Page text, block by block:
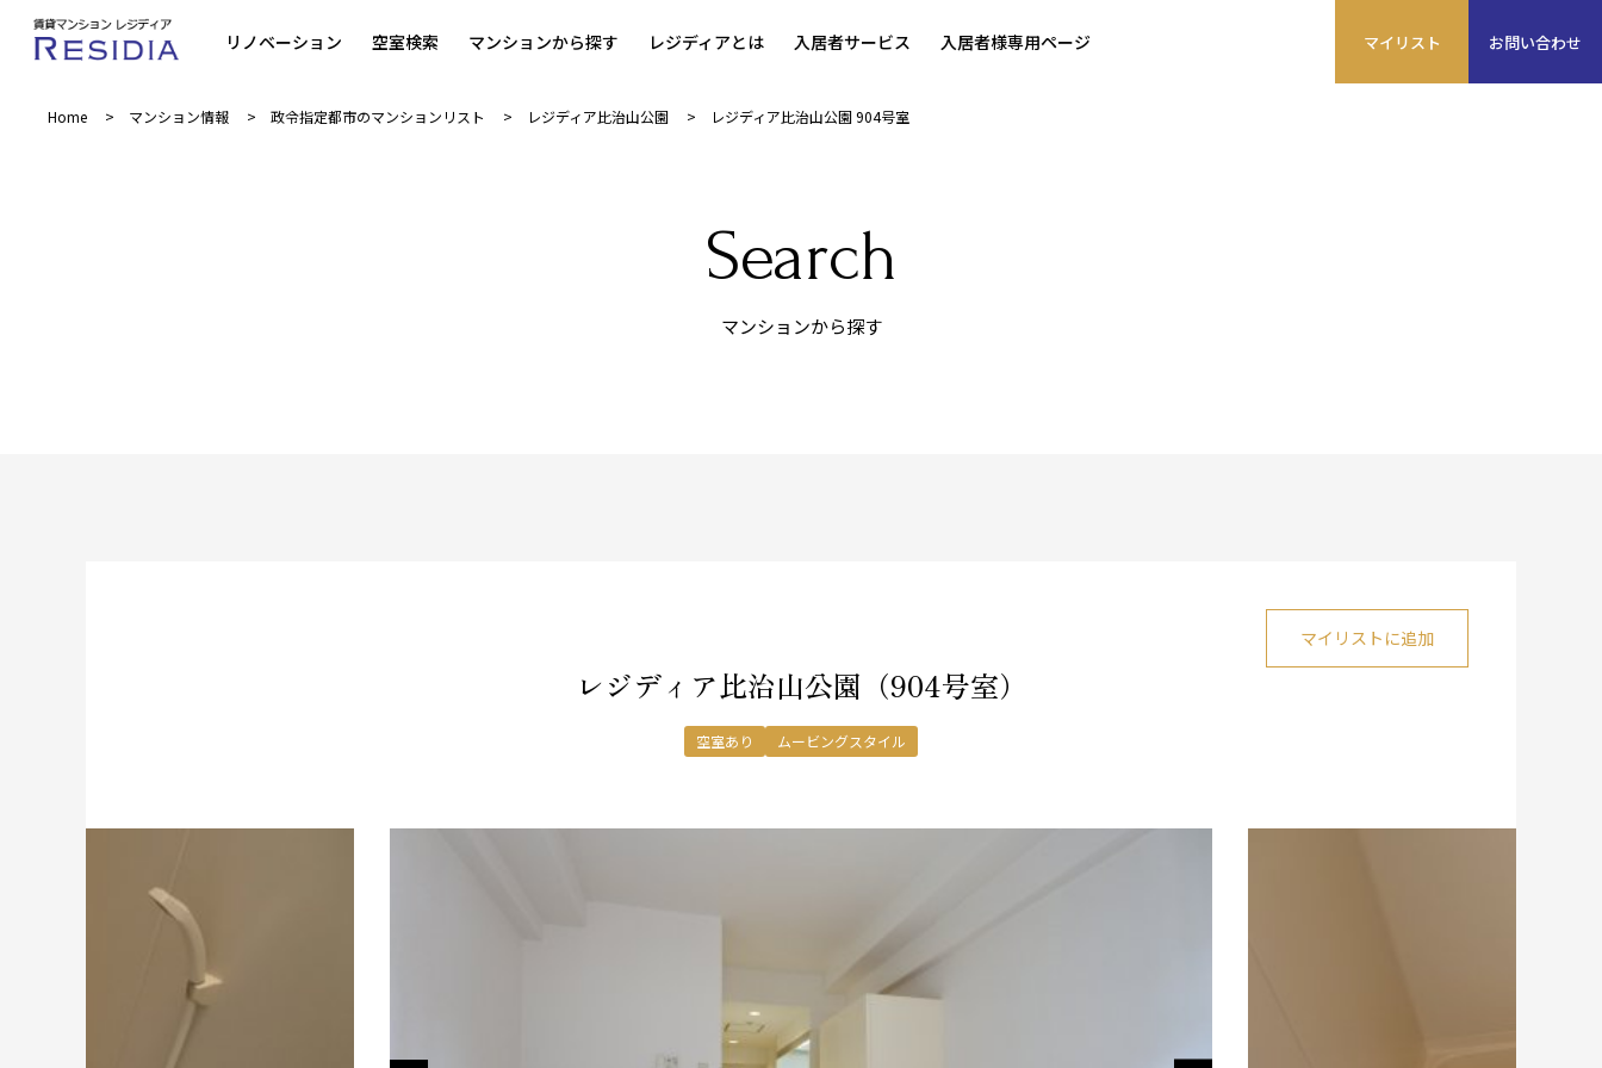
リノベーション 空室検索 マンションから探す レジディアとは 入居者サービス 入居者様専用ページ マイリスト お問い合わせ
Home マンション情報 政令指定都市のマンションリスト レジディア比治山公園 レジディア比治山公園 904号室
Search
マンションから探す
レジディア比治山公園 （904号室）
空室あり ムービングスタイル
マイリストに追加